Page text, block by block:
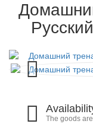
The goods